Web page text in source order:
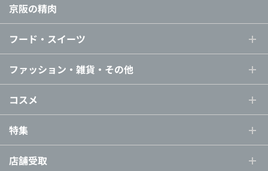
京阪の精肉
フード・スイーツ
ファッション・雑貨・その他
コスメ
特集
店舗受取